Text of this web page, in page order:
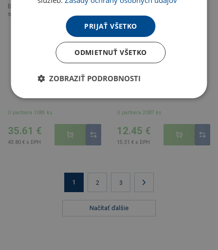
Bambusový lopárik s nožom Pao,
sivá
U partnera 1085 ks
35.61 €
43.80 € s DPH
Čašnícký Otvárač Carmenier,
prírodná
U partnera 2087 ks
12.45 €
15.31 € s DPH
Načítať ďalšie
1 2 3
PRIJAŤ VŠETKO
ODMIETNUŤ VŠETKO
ZOBRAZIŤ PODROBNOSTI